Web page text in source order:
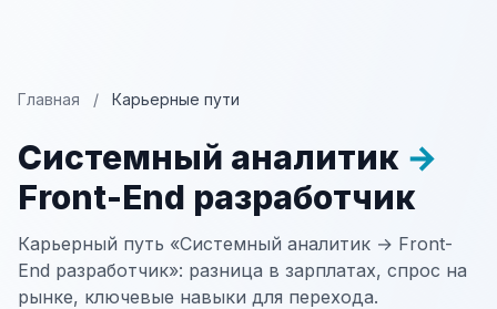
Главная / Карьерные пути
Системный аналитик →
Front-End разработчик
Карьерный путь «Системный аналитик → Front-
End разработчик»: разница в зарплатах, спрос на
рынке, ключевые навыки для перехода.